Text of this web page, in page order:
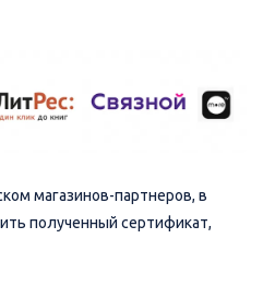
магазинов-партнеров, в
полученный сертификат,